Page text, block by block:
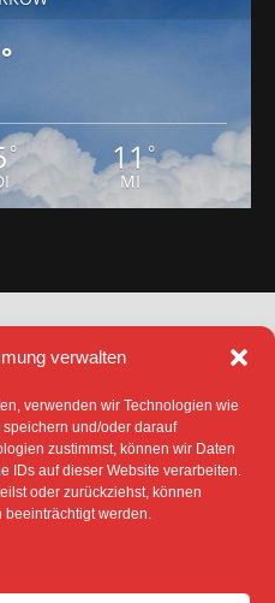
verwalten
verwenden wir Technologien wie
und/oder darauf
zustimmst, können wir Daten
IDs auf dieser Website verarbeiten.
oder zurückziehst, können
beeinträchtigt werden.
°
° 11°
MI
IMPRESSUM
(EU)
UND ANDERE
GEKENNZEICHNET- DEM
ONLINE ODER WERDEN